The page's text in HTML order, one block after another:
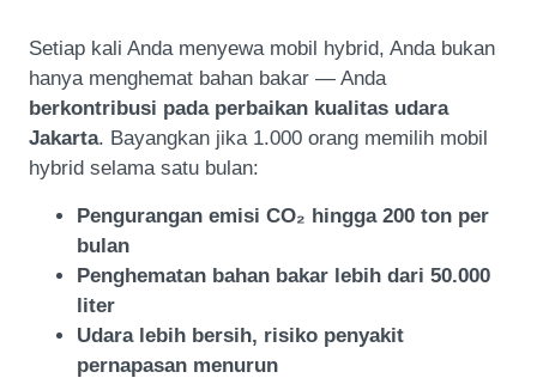
Setiap kali Anda menyewa mobil hybrid, Anda bukan
hanya menghemat bahan bakar — Anda
berkontribusi pada perbaikan kualitas udara
Jakarta. Bayangkan jika 1.000 orang memilih mobil
hybrid selama satu bulan:
Pengurangan emisi CO₂ hingga 200 ton per
bulan
Penghematan bahan bakar lebih dari 50.000
liter
Udara lebih bersih, risiko penyakit
pernapasan menurun